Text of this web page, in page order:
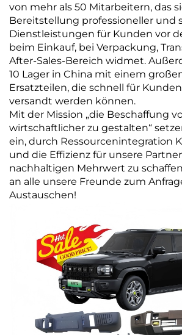
von mehr als 50 Mitarbeitern, das
Bereitstellung professioneller und
Dienstleistungen für Kunden vor
beim Einkauf, bei Verpackung,
After-Sales-Bereich widmet.
10 Lager in China mit einem
Ersatzteilen, die schnell für
versandt werden können.
Mit der Mission „die Beschaffung
wirtschaftlicher zu gestalten“
ein, durch Ressourcenintegration
und die Effizienz für unsere
nachhaltigen Mehrwert zu
an alle unsere Freunde zum
Austauschen!